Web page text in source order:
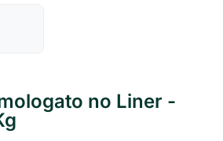
no Liner -